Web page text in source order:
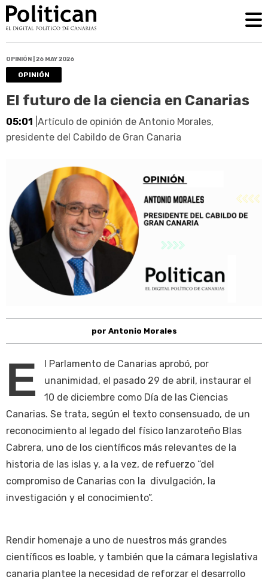
OPINIÓN | 26 MAY 2026
OPINIÓN
El futuro de la ciencia en Canarias
05:01 |Artículo de opinión de Antonio Morales,
presidente del Cabildo de Gran Canaria
por Antonio Morales
E
l Parlamento de Canarias aprobó, por
unanimidad, el pasado 29 de abril, instaurar el
10 de diciembre como Día de las Ciencias
Canarias. Se trata, según el texto consensuado, de un
reconocimiento al legado del físico lanzaroteño Blas
Cabrera, uno de los científicos más relevantes de la
historia de las islas y, a la vez, de refuerzo “del
compromiso de Canarias con la divulgación, la
investigación y el conocimiento”.
Rendir homenaje a uno de nuestros más grandes
científicos es loable, y también que la cámara legislativa
canaria plantee la necesidad de reforzar el desarrollo